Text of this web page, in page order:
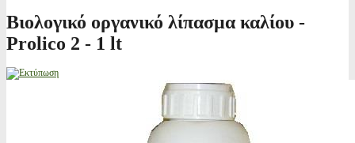
Βιολογικό οργανικό λίπασμα καλίου -
Prolico 2 - 1 lt